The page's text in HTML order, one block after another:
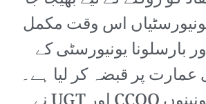
اس وقت مکمل
بارسلونا یونیورسٹی کے
پر قبضہ کر لیا ہے۔